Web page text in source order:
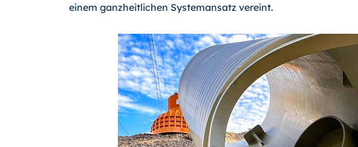
einem ganzheitlichen Systemansatz vereint.